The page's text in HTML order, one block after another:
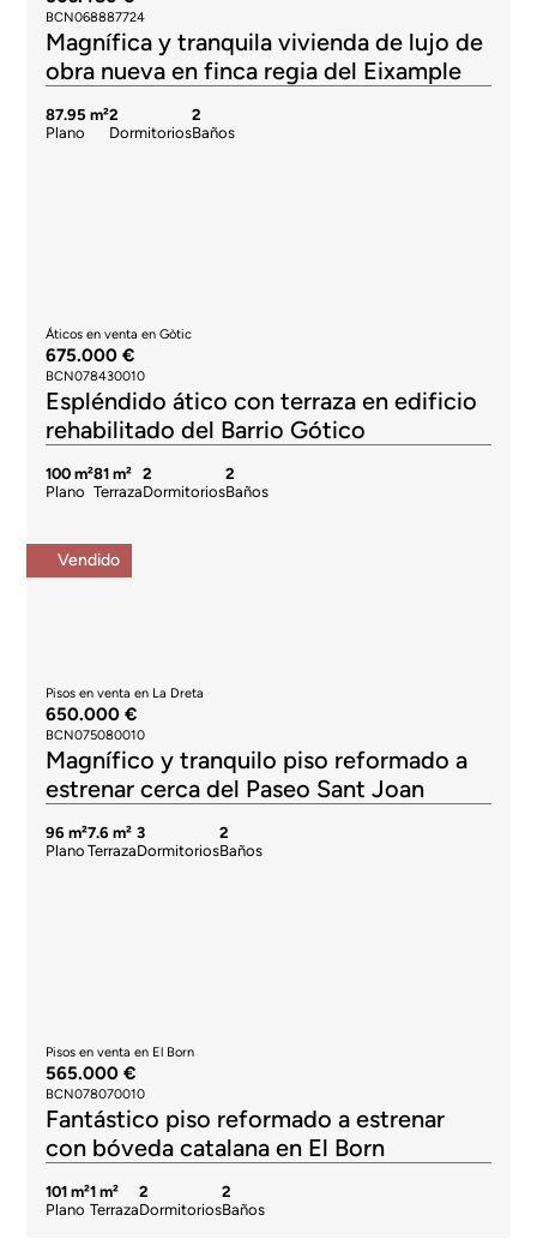
BCN068887724
Magnífica y tranquila vivienda de lujo de
obra nueva en finca regia del Eixample
87.95 m²
Plano
2
Dormitorios
2
Baños
Áticos en venta en Gòtic
675.000 €
BCN078430010
Espléndido ático con terraza en edificio
rehabilitado del Barrio Gótico
100 m²
Plano
81 m²
Terraza
2
Dormitorios
2
Baños
Vendido
Pisos en venta en La Dreta
650.000 €
BCN075080010
Magnífico y tranquilo piso reformado a
estrenar cerca del Paseo Sant Joan
96 m²
Plano
7.6 m²
Terraza
3
Dormitorios
2
Baños
Pisos en venta en El Born
565.000 €
BCN078070010
Fantástico piso reformado a estrenar
con bóveda catalana en El Born
101 m²
Plano
1 m²
Terraza
2
Dormitorios
2
Baños